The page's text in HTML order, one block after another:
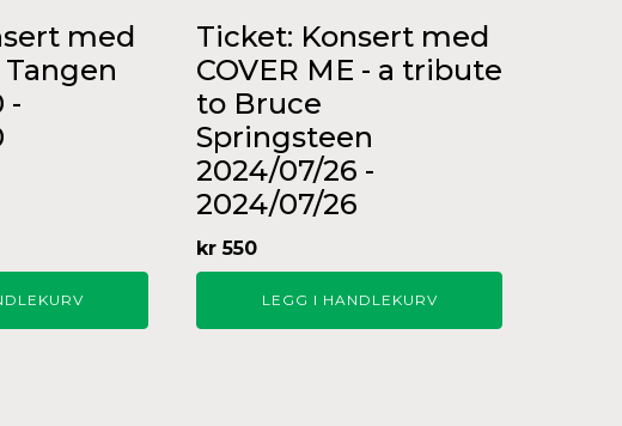
med
-
Ticket: Konsert med
COVER ME - a tribute
to Bruce
Springsteen
2024/07/26 -
2024/07/26
kr 550
LEGG I HANDLEKURV